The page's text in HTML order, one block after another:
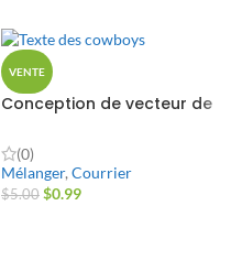
VENTE
Conception de vecteur de
(0)
Mélanger,Courrier
$5.00 $0.99